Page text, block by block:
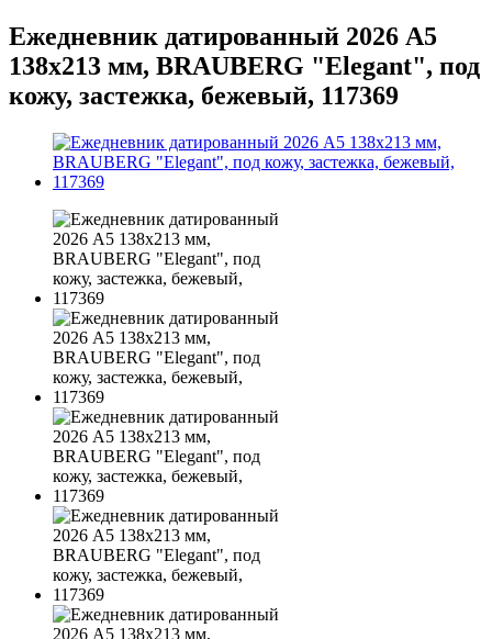
Ежедневник датированный 2026 А5
138х213 мм, BRAUBERG "Elegant", под
кожу, застежка, бежевый, 117369